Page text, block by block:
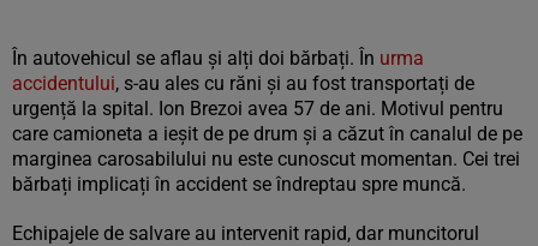
În autovehicul se aflau și alți doi bărbați. În urma
accidentului, s-au ales cu răni și au fost transportați de
urgență la spital. Ion Brezoi avea 57 de ani. Motivul pentru
care camioneta a ieșit de pe drum și a căzut în canalul de pe
marginea carosabilului nu este cunoscut momentan. Cei trei
bărbați implicați în accident se îndreptau spre muncă.
Echipajele de salvare au intervenit rapid, dar muncitorul